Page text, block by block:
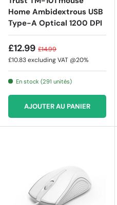
Home Ambidextrous USB
Type-A Optical 1200 DPI
£12.99 £14.99
£10.83excluding VAT @20%
En stock (291 unités)
AJOUTER AU PANIER